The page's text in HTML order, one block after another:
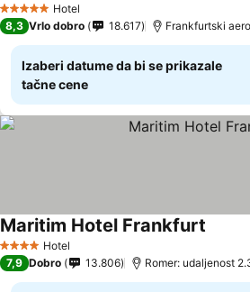
5 ZvezdiceHotel
8,3 Vrlo dobro 18.617 Frankfurtski
Izaberi datume da bi se prikazale
tačne cene
4 ZvezdiceHotel
Maritim Hotel Frankfurt
7,9 Dobro 13.806 Romer: udaljenost